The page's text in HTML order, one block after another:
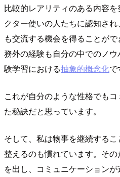
比較的レアリティのある内容
クター使いの人たちに認知さ
も交流する機会を得ることが
務外の経験も自分の中でのノ
験学習における抽象的概念化で
これが自分のような性格でも
た秘訣だと思っています。
そして、私は物事を継続する
整えるのも慣れています。そ
を出し、コミュニケーション